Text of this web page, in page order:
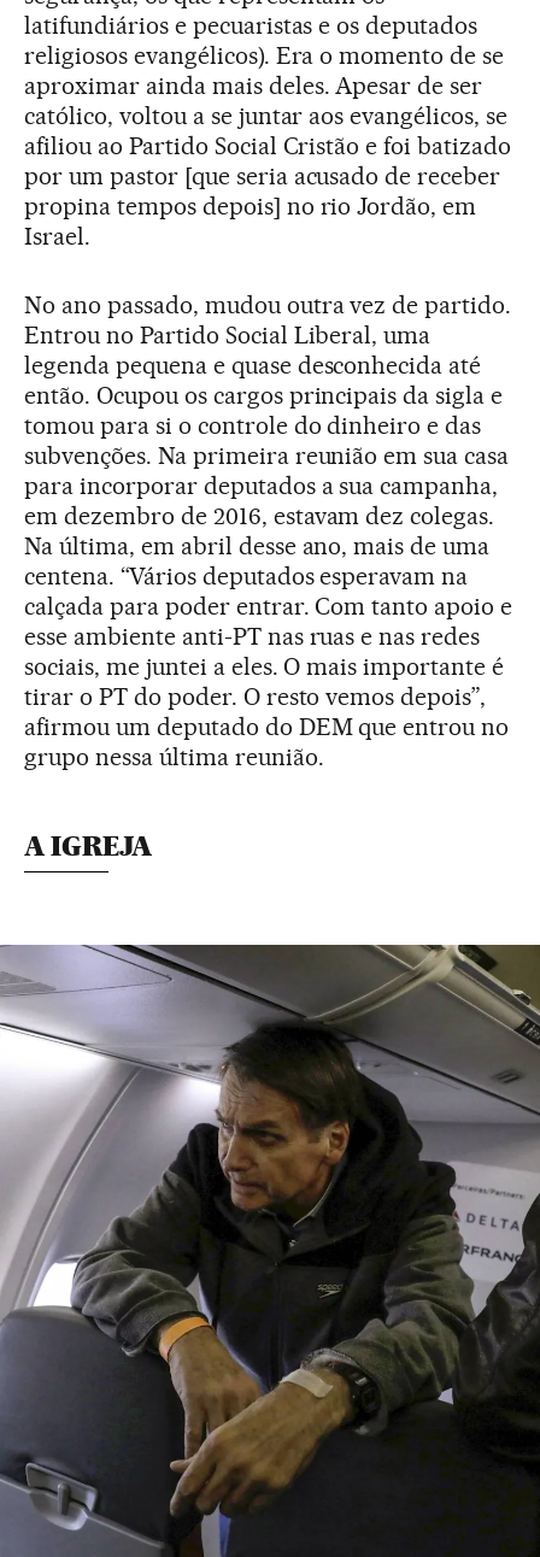
latifundiários e pecuaristas e os deputados
religiosos evangélicos). Era o momento de se
aproximar ainda mais deles. Apesar de ser
católico, voltou a se juntar aos evangélicos, se
afiliou ao Partido Social Cristão e foi batizado
por um pastor [que seria acusado de receber
propina tempos depois] no rio Jordão, em
Israel.
No ano passado, mudou outra vez de partido.
Entrou no Partido Social Liberal, uma
legenda pequena e quase desconhecida até
então. Ocupou os cargos principais da sigla e
tomou para si o controle do dinheiro e das
subvenções. Na primeira reunião em sua casa
para incorporar deputados a sua campanha,
em dezembro de 2016, estavam dez colegas.
Na última, em abril desse ano, mais de uma
centena. “Vários deputados esperavam na
calçada para poder entrar. Com tanto apoio e
esse ambiente anti-PT nas ruas e nas redes
sociais, me juntei a eles. O mais importante é
tirar o PT do poder. O resto vemos depois”,
afirmou um deputado do DEM que entrou no
grupo nessa última reunião.
A IGREJA